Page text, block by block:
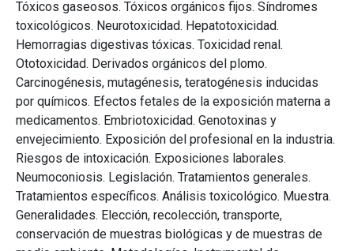
Tóxicos gaseosos. Tóxicos orgánicos fijos. Síndromes
toxicológicos. Neurotoxicidad. Hepatotoxicidad.
Hemorragias digestivas tóxicas. Toxicidad renal.
Ototoxicidad. Derivados orgánicos del plomo.
Carcinogénesis, mutagénesis, teratogénesis inducidas
por químicos. Efectos fetales de la exposición materna a
medicamentos. Embriotoxicidad. Genotoxinas y
envejecimiento. Exposición del profesional en la industria.
Riesgos de intoxicación. Exposiciones laborales.
Neumoconiosis. Legislación. Tratamientos generales.
Tratamientos específicos. Análisis toxicológico. Muestra.
Generalidades. Elección, recolección, transporte,
conservación de muestras biológicas y de muestras de